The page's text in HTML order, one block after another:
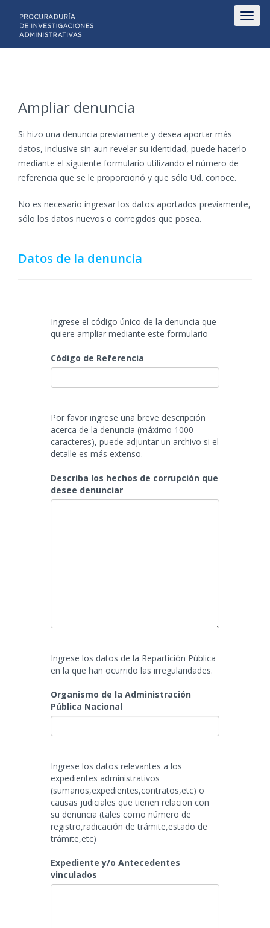
menú
Ampliar denuncia
Si hizo una denuncia previamente y desea aportar más
datos, inclusive sin aun revelar su identidad, puede hacerlo
mediante el siguiente formulario utilizando el número de
referencia que se le proporcionó y que sólo Ud. conoce.
No es necesario ingresar los datos aportados previamente,
sólo los datos nuevos o corregidos que posea.
Datos de la denuncia
Ingrese el código único de la denuncia que
quiere ampliar mediante este formulario
Código de Referencia
Por favor ingrese una breve descripción
acerca de la denuncia (máximo 1000
caracteres), puede adjuntar un archivo si el
detalle es más extenso.
Describa los hechos de corrupción que
desee denunciar
Ingrese los datos de la Repartición Pública
en la que han ocurrido las irregularidades.
Organismo de la Administración
Pública Nacional
Ingrese los datos relevantes a los
expedientes administrativos
(sumarios,expedientes,contratos,etc) o
causas judiciales que tienen relacion con
su denuncia (tales como número de
registro,radicación de trámite,estado de
trámite,etc)
Expediente y/o Antecedentes
vinculados